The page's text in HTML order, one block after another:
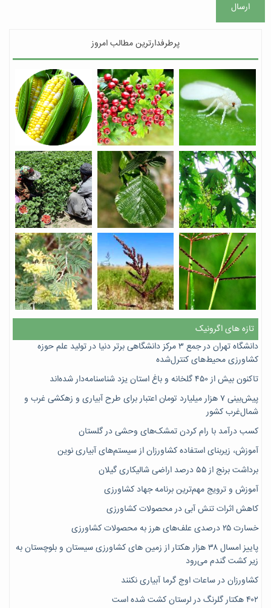
ارسال
پرطرفدارترین مطالب امروز
تازه های اگرونیک
دانشگاه تهران در جمع ۳ مرکز دانشگاهی برتر دنیا در تولید علم حوزه
کشاورزی محیط‌های کنترل‌شده
تاکنون بیش از ۴۵۰ گلخانه و باغ استان یزد شناسنامه‌دار شده‌اند
پیش‌بینی ۷‌ هزار میلیارد تومان اعتبار برای طرح آبیاری و زهکشی غرب و
شمال‌غرب کشور
کسب درآمد با رام کردن تمشک‌های وحشی در گلستان
آموزش، زیربنای استفاده کشاورزان از سیستم‌های آبیاری نوین
برداشت برنج از ۵۵ درصد اراضی شالیکاری گیلان
آموزش و ترویج مهم‌ترین برنامه جهاد کشاورزی
کاهش اثرات تنش آبی در محصولات کشاورزی
خسارت ۲۵ درصدی علف‌های هرز به محصولات کشاورزی
پاییز امسال ۳۸ هزار هکتار از زمین های کشاورزی سیستان و بلوچستان به
زیر کشت گندم می‌رود
کشاورزان در ساعات اوج گرما آبیاری نکنند
۴۰۲ هکتار گلرنگ در لرستان کشت شده است